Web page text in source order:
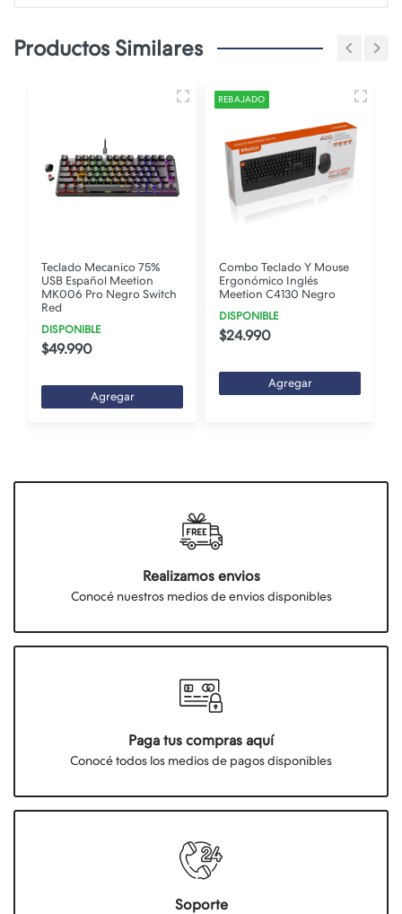
Productos Similares
Teclado Mecanico 75%
USB Español Meetion
MK006 Pro Negro Switch
Red
DISPONIBLE
$49.990
Agregar
REBAJADO
Combo Teclado Y Mouse
Ergonómico Inglés
Meetion C4130 Negro
DISPONIBLE
$24.990
Agregar
Realizamos envios
Conocé nuestros medios de envios disponibles
Paga tus compras aquí
Conocé todos los medios de pagos disponibles
Soporte